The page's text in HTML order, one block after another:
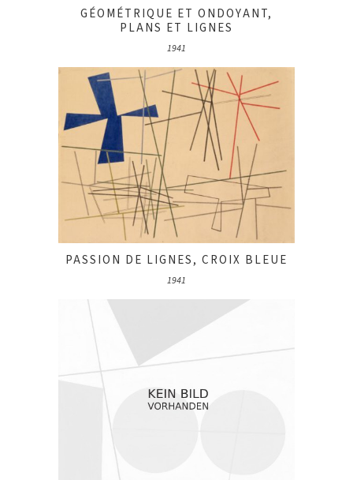
GÉOMÉTRIQUE ET ONDOYANT,
PLANS ET LIGNES
1941
PASSION DE LIGNES, CROIX BLEUE
1941